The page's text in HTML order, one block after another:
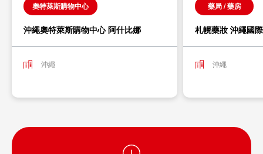
奧特萊斯購物中心
沖繩奧特萊斯購物中心 阿什比娜
沖繩
藥局 / 藥房
札幌藥妝 沖繩國
沖繩